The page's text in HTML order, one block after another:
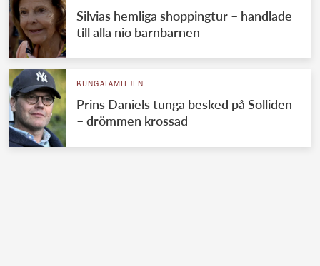
Silvias hemliga shoppingtur – handlade
till alla nio barnbarnen
KUNGAFAMILJEN
Prins Daniels tunga besked på Solliden
– drömmen krossad